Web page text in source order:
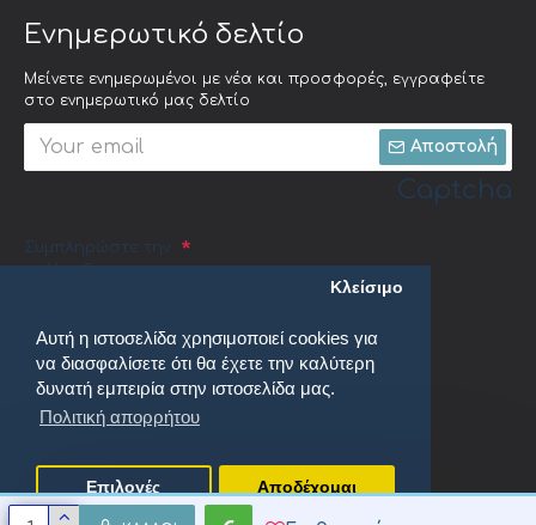
Αυτή η ιστοσελίδα χρησιμοποιεί cookies για
να διασφαλίσετε ότι θα έχετε την καλύτερη
δυνατή εμπειρία στην ιστοσελίδα μας.
Πολιτική απορρήτου
Κλείσιμο
Επιλογές Αποδέχομαι
Ενημερωτικό δελτίο
Μείνετε ενημερωμένοι με νέα και προσφορές, εγγραφείτε
στο ενημερωτικό μας δελτίο
Αποστολή
Captcha
Συμπληρώστε την
ακόλουθη
Πολιτική απορρήτου